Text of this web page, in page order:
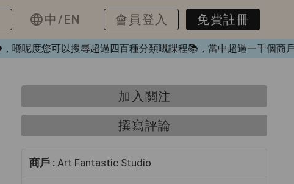
呢度您可以搜尋超過四百種分類嘅課程📚，當中超過一千個商
中/EN 會員登入 免費註冊
加入關注
撰寫評論
商戶 : Art Fantastic Studio